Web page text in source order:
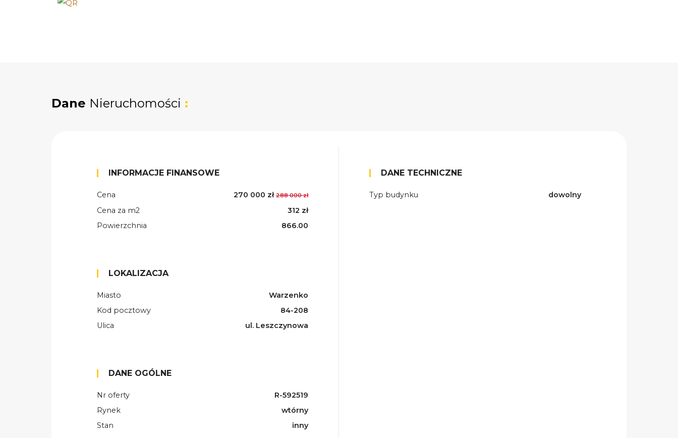
Dane Nieruchomości :
INFORMACJE FINANSOWE
Cena 270 000 zł 288 000 zł
Cena za m2
312 zł
Powierzchnia
866.00
LOKALIZACJA
Miasto
Warzenko
Kod pocztowy
84-208
Ulica
ul. Leszczynowa
DANE OGÓLNE
Nr oferty
R-592519
Rynek
wtórny
Stan
inny
DANE TECHNICZNE
Typ budynku dowolny